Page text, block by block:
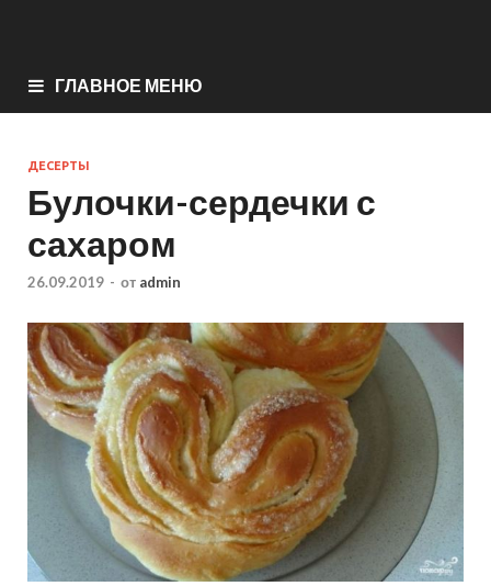
ГЛАВНОЕ МЕНЮ
ДЕСЕРТЫ
Булочки-сердечки с
сахаром
26.09.2019 - от admin